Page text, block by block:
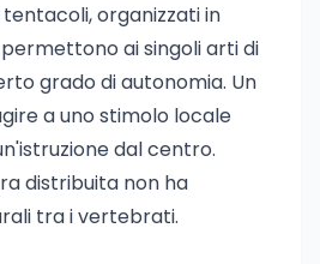
organizzati in
ai singoli arti di
grado di autonomia. Un
a uno stimolo locale
dal centro.
distribuita non ha
tra i vertebrati.